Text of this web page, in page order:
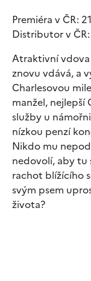
Premiéra v ČR:
Distributor v
Atraktivní vdova
znovu vdává, a
Charlesovou
manžel, nejlepší
služby u
nízkou penzí
Nikdo mu
nedovolí, aby tu
rachot blížícího
svým psem
života?